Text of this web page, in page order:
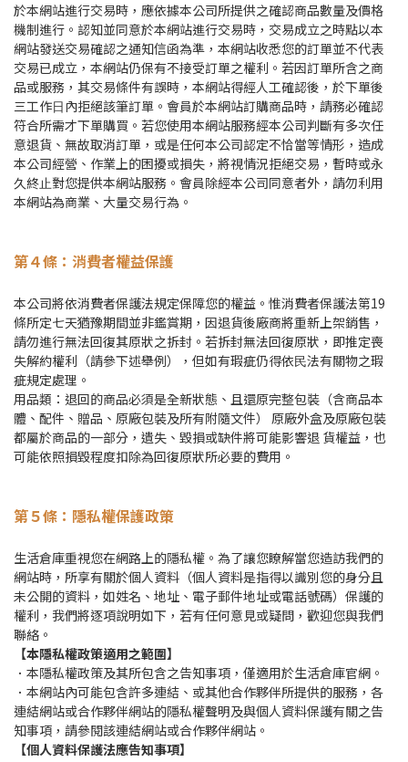
於本網站進⾏交易時，應依據本公司所提供之確認商品數量及價格
機制進⾏。認知並同意於本網站進⾏交易時，交易成立之時點以本
網站發送交易確認之通知信函為準，本網站收悉您的訂單並不代表
交易已成立，本網站仍保有不接受訂單之權利。若因訂單所含之商
品或服務，其交易條件有誤時，本網站得經⼈⼯確認後，於下單後
三⼯作⽇內拒絕該筆訂單。會員於本網站訂購商品時，請務必確認
符合所需才下單購買。若您使⽤本網站服務經本公司判斷有多次任
意退貨、無故取消訂單，或是任何本公司認定不恰當等情形，造成
本公司經營、作業上的困擾或損失，將視情況拒絕交易，暫時或永
久終⽌對您提供本網站服務。會員除經本公司同意者外，請勿利⽤
本網站為商業、⼤量交易⾏為。
第４條：消費者權益保護
本公司將依消費者保護法規定保障您的權益。惟消費者保護法第19
條所定七天猶豫期間並非鑑賞期，因退貨後廠商將重新上架銷售，
請勿進⾏無法回復其原狀之拆封。若拆封無法回復原狀，即推定喪
失解約權利（請參下述舉例），但如有瑕疵仍得依⺠法有關物之瑕
疵規定處理。
用品類：退回的商品必須是全新狀態、且還原完整包裝（含商品本
體、配件、贈品、原廠包裝及所有附隨⽂件） 原廠外盒及原廠包裝
都屬於商品的⼀部分，遺失、毀損或缺件將可能影響退 貨權益，也
可能依照損毀程度扣除為回復原狀所必要的費⽤。
第５條：隱私權保護政策
生活倉庫重視您在網路上的隱私權。為了讓您瞭解當您造訪我們的
網站時，所享有關於個人資料（個人資料是指得以識別您的身分且
未公開的資料，如姓名、地址、電子郵件地址或電話號碼）保護的
權利，我們將逐項說明如下，若有任何意見或疑問，歡迎您與我們
聯絡。
【本隱私權政策適用之範圍】
．本隱私權政策及其所包含之告知事項，僅適用於生活倉庫官網。
．本網站內可能包含許多連結、或其他合作夥伴所提供的服務，各
連結網站或合作夥伴網站的隱私權聲明及與個人資料保護有關之告
知事項，請參閱該連結網站或合作夥伴網站。
【個人資料保護法應告知事項】